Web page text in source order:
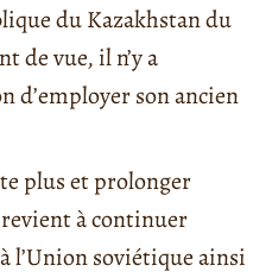
du Kazakhstan du
de vue, il n’y a
d’employer son ancien
plus et prolonger
revient à continuer
l’Union soviétique ainsi